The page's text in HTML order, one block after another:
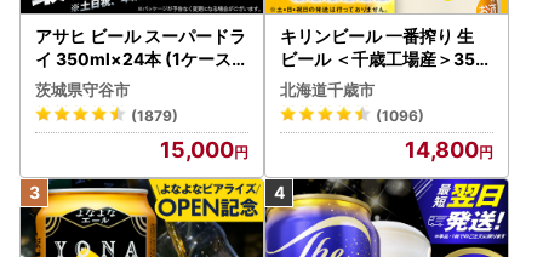
アサヒ ビール スーパードラ
イ 350ml×24本 (1ケース)
究極の辛口 ＜茨城工場＞ 缶
ビール Asahi superDRY お
酒
茨城県守谷市
(1879)
15,000
キリンビール 一番搾り 生
ビール ＜千歳工場産＞350
ml（24本）
北海道千歳市
(1096)
14,800